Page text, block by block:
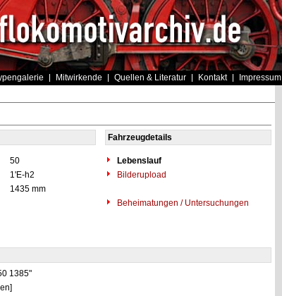
Mitwirkende Quellen & Literatur Kontakt Impressum
Fahrzeugdetails
50
Lebenslauf
1'E-h2
Bilderupload
1435 mm
Beheimatungen / Untersuchungen
1385"